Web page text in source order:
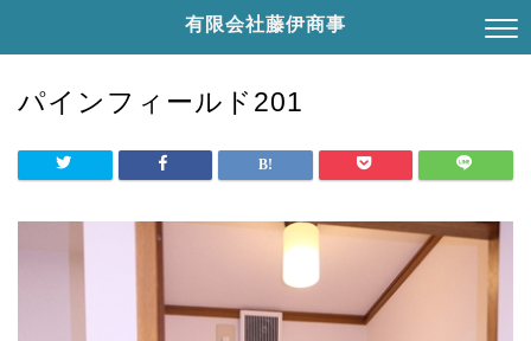
有限会社藤伊商事
パインフィールド201